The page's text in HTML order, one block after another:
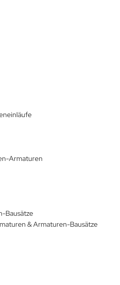
Armaturen
Bausätze
& Armaturen-Bausätze